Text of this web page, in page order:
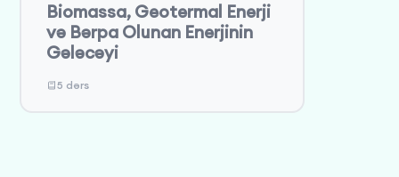
Biomassa, Geotermal Enerji
və Bərpa Olunan Enerjinin
Gələcəyi
5 dərs